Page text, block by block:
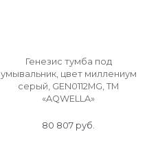
Генезис тумба под
умывальник, цвет миллениум
серый, GEN0112MG, ТМ
«AQWELLA»
80 807 руб.